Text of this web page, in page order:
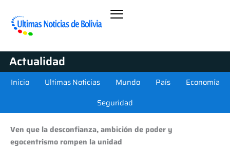
Actualidad
Inicio Ultimas Noticias Mundo País
Economía
Seguridad
Ven que la desconfianza, ambición de poder y
egocentrismo rompen la unidad